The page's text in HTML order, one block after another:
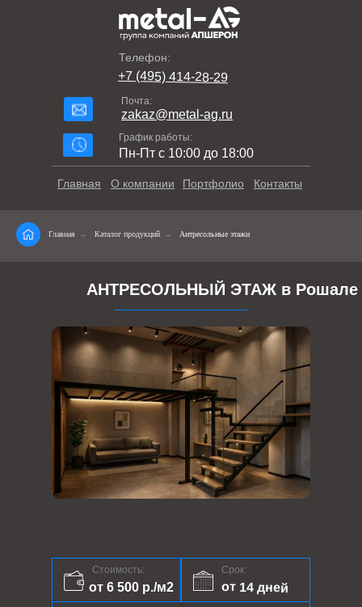
Телефон:
+7 (495) 414-28-29
Почта:
zakaz@metal-ag.ru
График работы:
Пн-Пт с 10:00 до 18:00
Контакты
Портфолио
О компании
Главная
Главная → Каталог продукций → Антресольные этажи
АНТРЕСОЛЬНЫЙ ЭТАЖ в Рошале
Срок:
от 14 дней
Стоимость:
от 6 500 р./м2